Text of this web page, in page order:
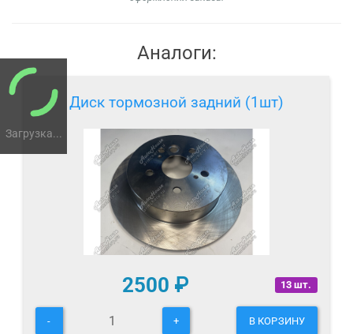
Загрузка...
Аналоги:
Диск тормозной задний (1шт)
13 шт.
2500 ₽
- + В КОРЗИНУ